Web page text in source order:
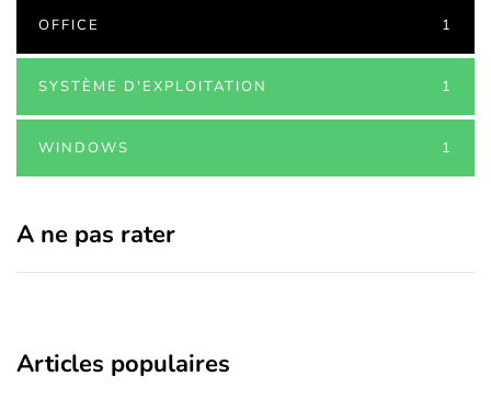
OFFICE 1
SYSTÈME D'EXPLOITATION 1
WINDOWS 1
A ne pas rater
Articles populaires